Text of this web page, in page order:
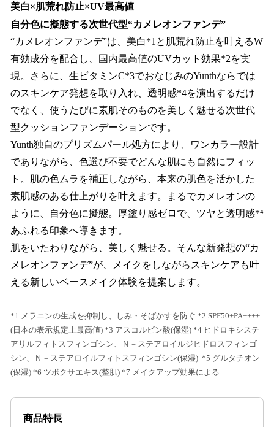
美白×肌荒れ防止×UV最高値
自分色に擬態する次世代型“カメレオンファンデ”
“カメレオンファンデ”は、美白*1と肌荒れ防止を叶えるW
有効成分を配合し、国内最高値のUVカット効果*2を実
現。さらに、生ビタミンC*3でおなじみのYunthならでは
のスキンケア発想を取り入れ、透明感*4を演出するだけ
でなく、使うたびに素肌そのものを美しく魅せる次世代
型クッションファンデーションです。
Yunth独自のプリズムパール処方により、ワンカラー設計
でありながら、色選び不要でどんな肌にも自然にフィッ
ト。肌の色ムラを補正しながら、本来の肌色を活かした
素肌感のある仕上がりを叶えます。まるでカメレオンの
ように、自分色に擬態。厚塗り感ゼロで、ツヤと透明感*⁴
あふれる印象へ導きます。
肌をいたわりながら、美しく魅せる。そんな新発想の“カ
メレオンファンデ”が、メイクをしながらスキンケアも叶
える新しいベースメイク体験を提案します。
*1 メラニンの生成を抑制し、しみ・そばかすを防ぐ *2 SPF50+PA++++
(日本の表示規定上最高値) *3 アスコルビン酸(保湿) *4 ヒドロキシステ
アリルフィトスフィンゴシン、Ｎ－ステアロイルジヒドロスフィンゴ
シン、Ｎ－ステアロイルフィトスフィンゴシン(保湿) *5 グルタチオン
(保湿) *6 ツボクサエキス(整肌) *7 メイクアップ効果による
商品特長